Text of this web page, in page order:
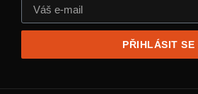
PŘIHLÁSIT SE